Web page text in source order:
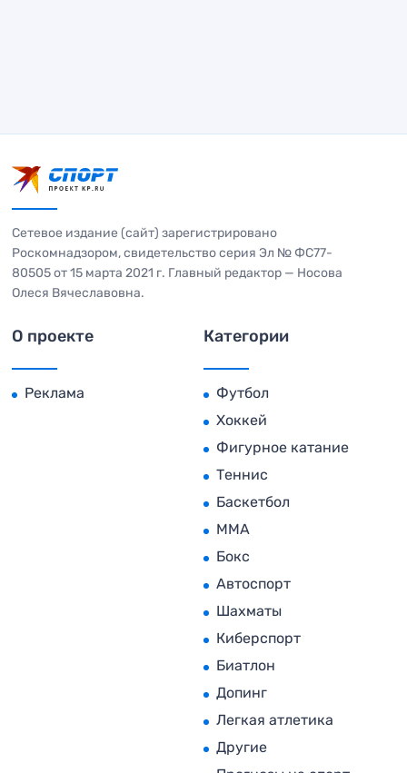
Сетевое издание (сайт) зарегистрировано
Роскомнадзором, свидетельство серия Эл № ФС77-
80505 от 15 марта 2021 г. Главный редактор — Носова
Олеся Вячеславовна.
О проекте
Реклама
Категории
Футбол
Хоккей
Фигурное катание
Теннис
Баскетбол
MMA
Бокс
Автоспорт
Шахматы
Киберспорт
Биатлон
Допинг
Легкая атлетика
Другие